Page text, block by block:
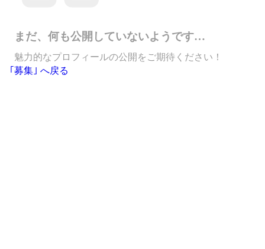
まだ、何も公開していないようです…
魅力的なプロフィールの公開をご期待ください！
｢募集｣ へ戻る